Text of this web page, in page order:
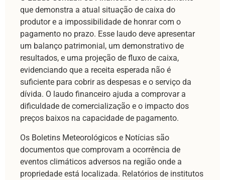
que demonstra a atual situação de caixa do
produtor e a impossibilidade de honrar com o
pagamento no prazo. Esse laudo deve apresentar
um balanço patrimonial, um demonstrativo de
resultados, e uma projeção de fluxo de caixa,
evidenciando que a receita esperada não é
suficiente para cobrir as despesas e o serviço da
dívida. O laudo financeiro ajuda a comprovar a
dificuldade de comercialização e o impacto dos
preços baixos na capacidade de pagamento.
Os Boletins Meteorológicos e Notícias são
documentos que comprovam a ocorrência de
eventos climáticos adversos na região onde a
propriedade está localizada. Relatórios de institutos